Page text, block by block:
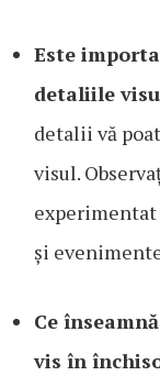
Este
detaliile
detalii vă
visul.
experimentat
și
Ce
vis în